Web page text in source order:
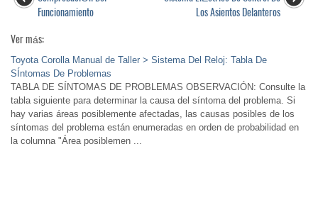
Funcionamiento
Los Asientos Delanteros
Ver más:
Toyota Corolla Manual de Taller > Sistema Del Reloj: Tabla De
SÍntomas De Problemas
TABLA DE SÍNTOMAS DE PROBLEMAS OBSERVACIÓN: Consulte la
tabla siguiente para determinar la causa del síntoma del problema. Si
hay varias áreas posiblemente afectadas, las causas posibles de los
síntomas del problema están enumeradas en orden de probabilidad en
la columna "Área posiblemen ...